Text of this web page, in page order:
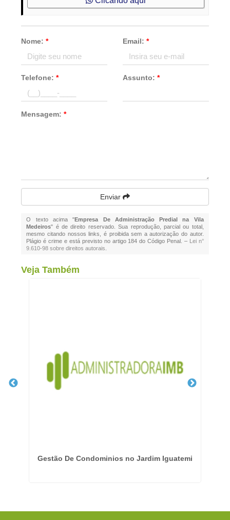
Nome:* Email: *
Telefone:* Assunto: *
Mensagem:*
Enviar
O texto acima "Empresa De Administração Predial na Vila
Medeiros" é de direito reservado. Sua reprodução, parcial ou total,
mesmo citando nossos links, é proibida sem a autorização do autor.
Plágio é crime e está previsto no artigo 184 do Código Penal. – Lei n°
9.610-98 sobre direitos autorais
Veja Também
Gestão De Condominios no Jardim Iguatemi